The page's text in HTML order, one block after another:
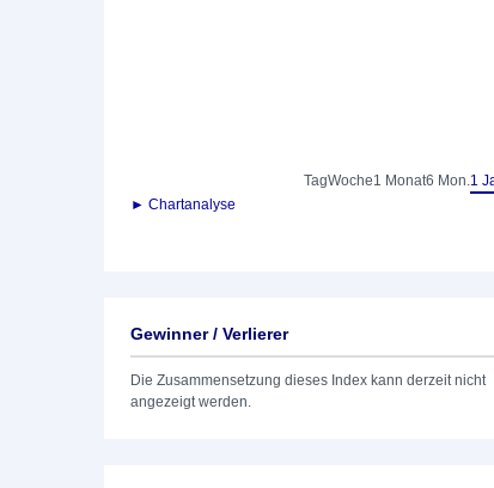
TagWoche1 Monat6 Mon.1
► Chartanalyse
Gewinner / Verlierer
Die Zusammensetzung dieses Index kann derzeit nicht
angezeigt werden.